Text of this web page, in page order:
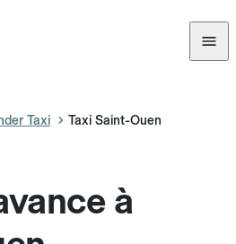
Taxi Taxi Saint-Ouen
à